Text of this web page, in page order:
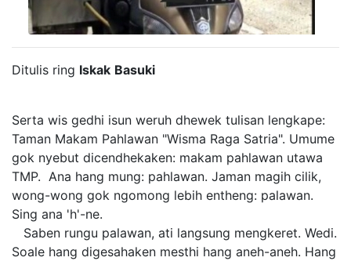
Ditulis ring Iskak Basuki
Serta wis gedhi isun weruh dhewek tulisan lengkape:
Taman Makam Pahlawan "Wisma Raga Satria". Umume
gok nyebut dicendhekaken: makam pahlawan utawa
TMP. Ana hang mung: pahlawan. Jaman magih cilik,
wong-wong gok ngomong lebih entheng: palawan.
Sing ana 'h'-ne.
Saben rungu palawan, ati langsung mengkeret. Wedi.
Soale hang digesahaken mesthi hang aneh-aneh. Hang